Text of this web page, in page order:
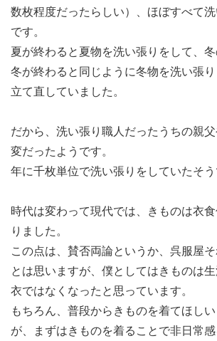
数枚程度だったらしい）、ほぼすべて
です。
夏が終わると夏物を洗い張りをして、冬
冬が終わると同じように冬物を洗い張
立て直していました。
だから、洗い張り職人だったうちの親
変だったようです。
年に千枚単位で洗い張りをしていたそう
時代は変わって現代では、きものは衣
りました。
この点は、賛否両論というか、呉服屋
とは思いますが、僕としてはきものは
衣ではなくなったと思っています。
もちろん、普段からきものを着てほし
が、まずはきものを着ることで非日常